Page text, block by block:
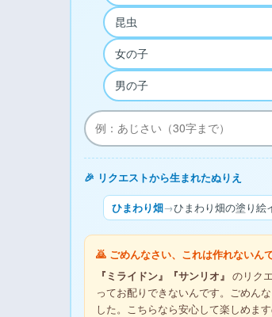
昆虫
女の子
男の子
🎉 リクエストから生まれたぬりえ
ひまわり畑→ひまわり畑の塗り絵
🙇 ごめんなさい、これは作れないん
『ミライドン』『サンリオ』 のリク
ってお配りできないんです。ごめんな
した。こちらなら安心して楽しめま